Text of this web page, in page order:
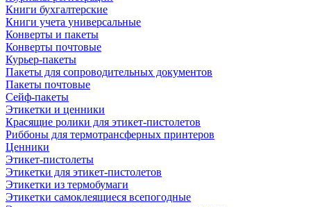
Книги бухгалтерские
Книги учета универсальные
Конверты и пакеты
Конверты почтовые
Курьер-пакеты
Пакеты для сопроводительных документов
Пакеты почтовые
Сейф-пакеты
Этикетки и ценники
Красящие ролики для этикет-пистолетов
Риббоны для термотрансферных принтеров
Ценники
Этикет-пистолеты
Этикетки для этикет-пистолетов
Этикетки из термобумаги
Этикетки самоклеящиеся всепогодные